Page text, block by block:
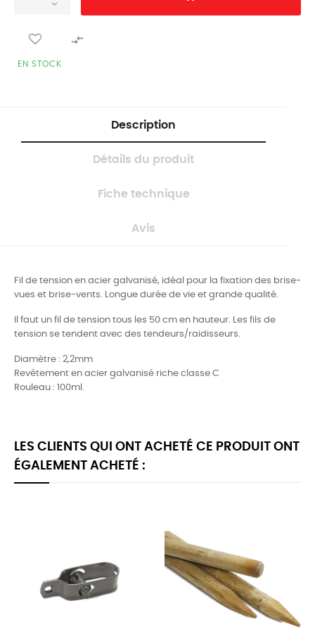

EN STOCK
Description
Détails du produit
Fiche technique
Avis
Fil de tension en acier galvanisé, idéal pour la fixation des brise-
vues et brise-vents. Longue durée de vie et grande qualité.
Il faut un fil de tension tous les 50 cm en hauteur. Les fils de
tension se tendent avec des tendeurs/raidisseurs.
Diamètre : 2,2mm
Revêtement en acier galvanisé riche classe C
Rouleau : 100ml.
LES CLIENTS QUI ONT ACHETÉ CE PRODUIT ONT
ÉGALEMENT ACHETÉ :